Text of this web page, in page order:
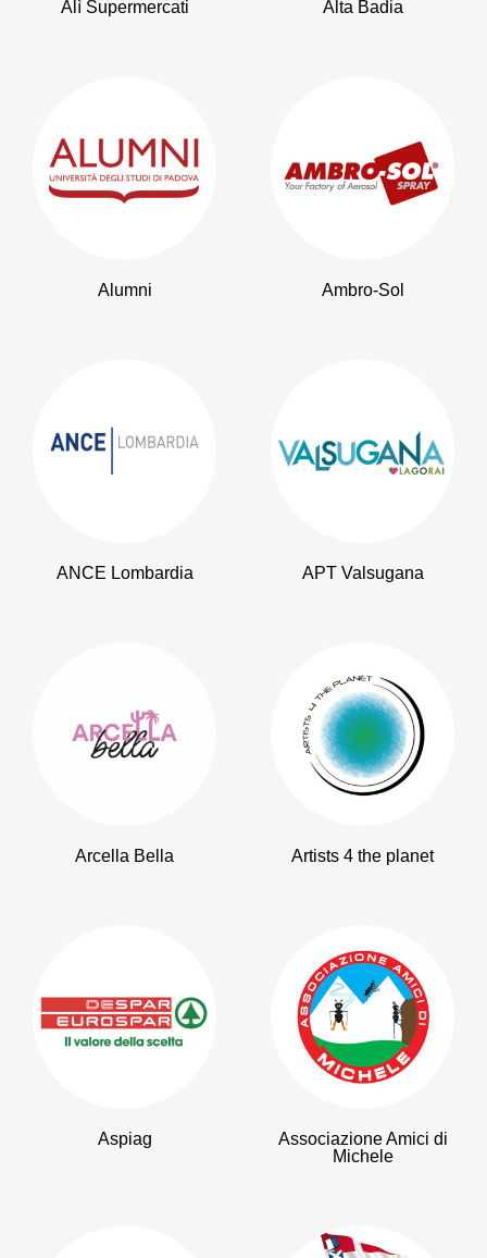
Alì Supermercati Alta Badia
Alumni Ambro-Sol
ANCE Lombardia APT Valsugana
Arcella Bella Artists 4 the planet
Aspiag
Associazione Amici di
Michele